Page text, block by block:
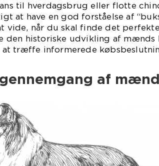
til hverdagsbrug eller flotte
at have en god forståelse af
vide, når du skal finde det perfekte
den historiske udvikling af mænds
træffe informerede
af